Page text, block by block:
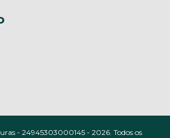
- 24945303000145 - 2026. Todos os